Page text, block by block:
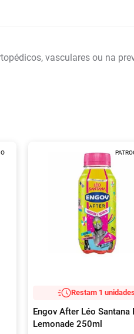
vasculares ou na
Restam 1
Engov After Léo Santana
Lemonade 250ml